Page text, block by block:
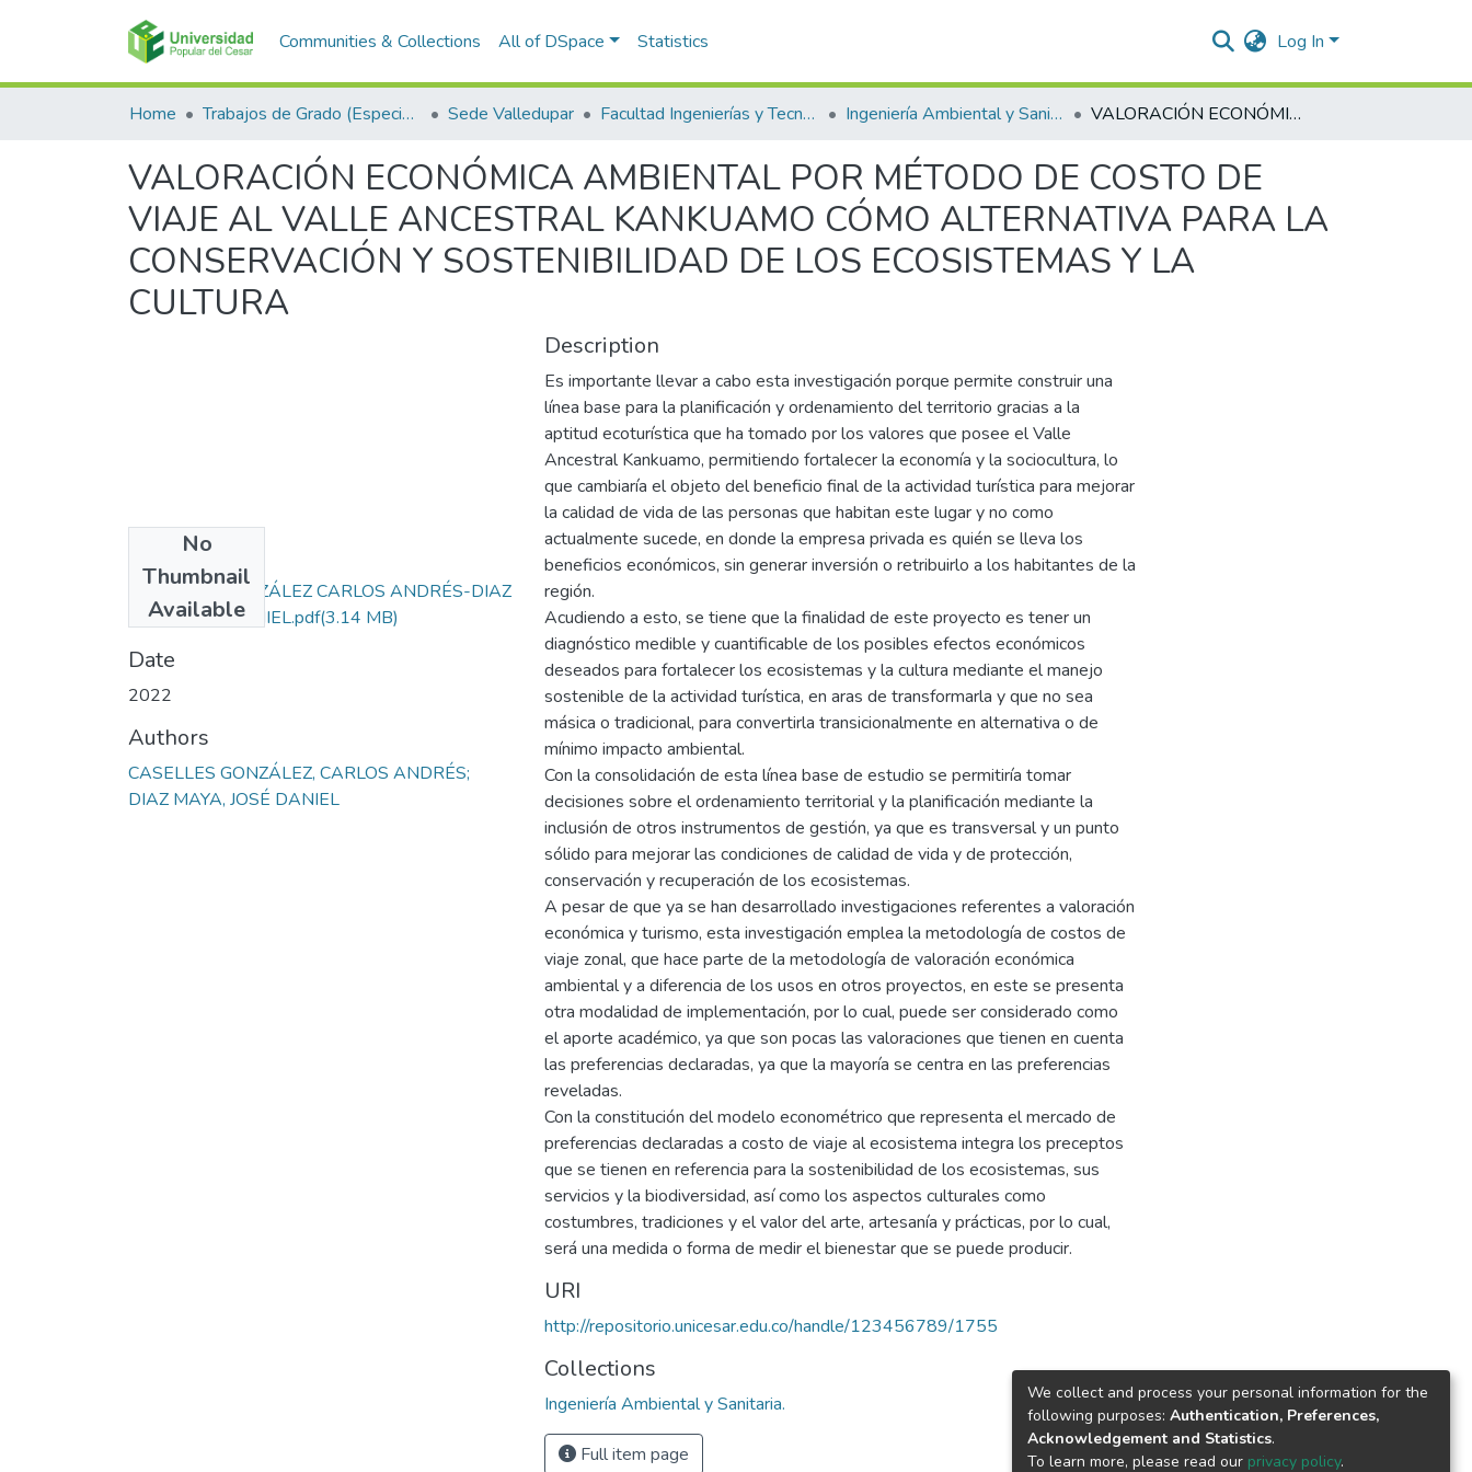
Communities & Collections All of DSpace Statistics Log In
Home Trabajos de Grado (Especializaciones y Pregrados) Sede Valledupar Facultad Ingenierías y Tecnologías Ingeniería Ambiental y Sanitaria. VALORACIÓN ECONÓMICA AMBIENTAL POR MÉTODO DE COSTO DE VIAJE AL VALLE ANCESTRAL KANKUAMO CÓMO ALTERNATIVA PARA LA CONSERVACIÓN Y SOSTENIBILIDAD DE LOS ECOSISTEMAS Y LA CULTURA
VALORACIÓN ECONÓMICA AMBIENTAL POR MÉTODO DE COSTO DE
VIAJE AL VALLE ANCESTRAL KANKUAMO CÓMO ALTERNATIVA PARA LA
CONSERVACIÓN Y SOSTENIBILIDAD DE LOS ECOSISTEMAS Y LA
CULTURA
No
Thumbnail
Available
CASELLES GONZÁLEZ CARLOS ANDRÉS-DIAZ
MAYA JOSÉ DANIEL.pdf(3.14 MB)
Date
2022
Authors
CASELLES GONZÁLEZ, CARLOS ANDRÉS;
DIAZ MAYA, JOSÉ DANIEL
Description
Es importante llevar a cabo esta investigación porque permite construir una
línea base para la planificación y ordenamiento del territorio gracias a la
aptitud ecoturística que ha tomado por los valores que posee el Valle
Ancestral Kankuamo, permitiendo fortalecer la economía y la sociocultura, lo
que cambiaría el objeto del beneficio final de la actividad turística para mejorar
la calidad de vida de las personas que habitan este lugar y no como
actualmente sucede, en donde la empresa privada es quién se lleva los
beneficios económicos, sin generar inversión o retribuirlo a los habitantes de la
región.
Acudiendo a esto, se tiene que la finalidad de este proyecto es tener un
diagnóstico medible y cuantificable de los posibles efectos económicos
deseados para fortalecer los ecosistemas y la cultura mediante el manejo
sostenible de la actividad turística, en aras de transformarla y que no sea
másica o tradicional, para convertirla transicionalmente en alternativa o de
mínimo impacto ambiental.
Con la consolidación de esta línea base de estudio se permitiría tomar
decisiones sobre el ordenamiento territorial y la planificación mediante la
inclusión de otros instrumentos de gestión, ya que es transversal y un punto
sólido para mejorar las condiciones de calidad de vida y de protección,
conservación y recuperación de los ecosistemas.
A pesar de que ya se han desarrollado investigaciones referentes a valoración
económica y turismo, esta investigación emplea la metodología de costos de
viaje zonal, que hace parte de la metodología de valoración económica
ambiental y a diferencia de los usos en otros proyectos, en este se presenta
otra modalidad de implementación, por lo cual, puede ser considerado como
el aporte académico, ya que son pocas las valoraciones que tienen en cuenta
las preferencias declaradas, ya que la mayoría se centra en las preferencias
reveladas.
Con la constitución del modelo econométrico que representa el mercado de
preferencias declaradas a costo de viaje al ecosistema integra los preceptos
que se tienen en referencia para la sostenibilidad de los ecosistemas, sus
servicios y la biodiversidad, así como los aspectos culturales como
costumbres, tradiciones y el valor del arte, artesanía y prácticas, por lo cual,
será una medida o forma de medir el bienestar que se puede producir.
URI
http://repositorio.unicesar.edu.co/handle/123456789/1755
Collections
Ingeniería Ambiental y Sanitaria.
Full item page
We collect and process your personal information for the
following purposes: Authentication, Preferences,
Acknowledgement and Statistics.
To learn more, please read our privacy policy.